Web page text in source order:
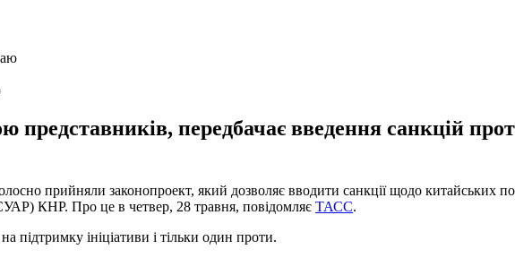
представників, передбачає введення санкцій
прийняли законопроект, який дозволяє вводити санкції щодо китайських
КНР. Про це в четвер, 28 травня, повідомляє ТАСС.
підтримку ініціативи і тільки один проти.